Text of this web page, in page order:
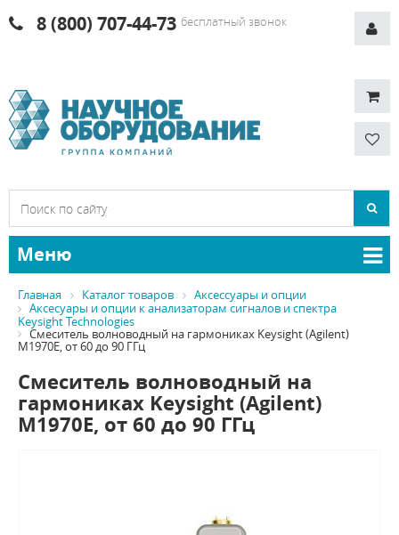
8 (800) 707-44-73 бесплатный звонок
Меню
Главная Каталог товаров
Аксессуары и опции
Аксесуары и опции к анализаторам сигналов и спектра
Keysight Technologies
Смеситель волноводный на гармониках Keysight (Agilent)
M1970E, от 60 до 90 ГГц
Смеситель волноводный на
гармониках Keysight (Agilent)
M1970E, от 60 до 90 ГГц